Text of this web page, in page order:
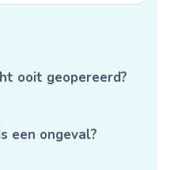
ooit geopereerd?
een ongeval?